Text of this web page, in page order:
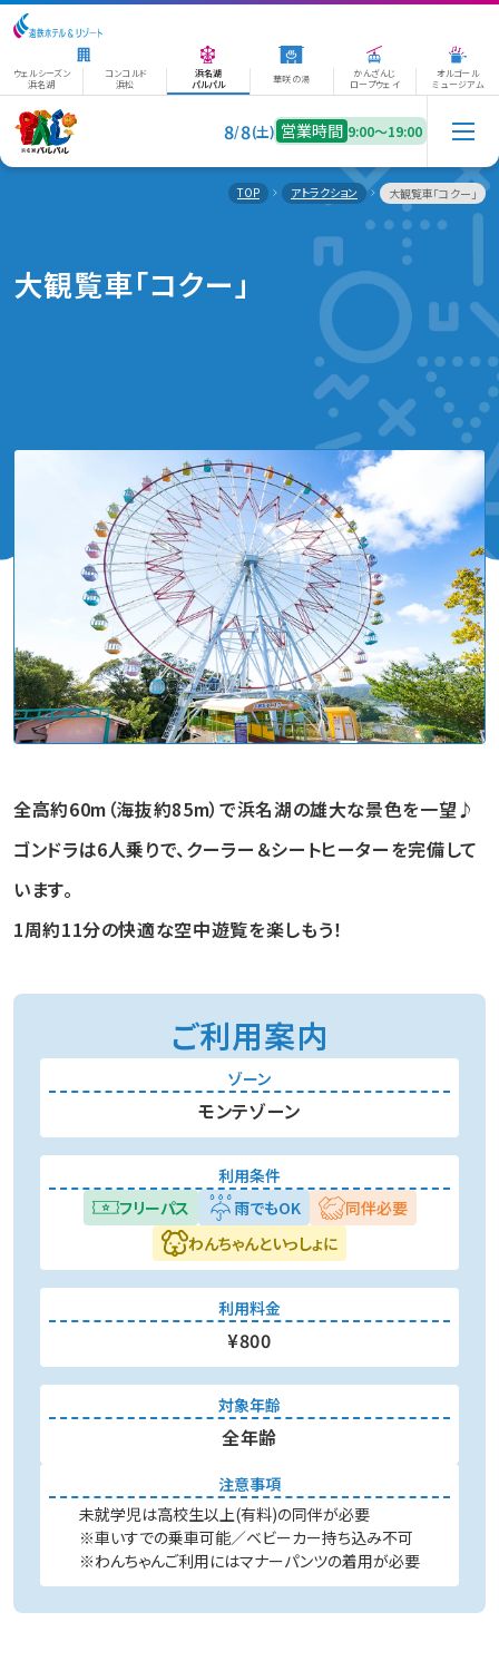
ウェルシーズン
浜名湖
コンコルド
浜松
浜名湖
パルパル
華咲の湯
かんざんじ
ロープウェイ
オルゴール
ミュージアム
8/8(土) 営業時間 9:00〜19:00
TOP アトラクション 大観覧車「コクー」
大観覧車「コクー」
全高約60m（海抜約85m）で浜名湖の雄大な景色を一望♪
ゴンドラは6人乗りで、クーラー＆シートヒーターを完備して
います。
1周約11分の快適な空中遊覧を楽しもう！
ご利用案内
ゾーン
モンテゾーン
利用条件
フリーパス
雨でもOK
同伴必要
わんちゃんといっしょに
利用料金
¥800
対象年齢
全年齢
注意事項
未就学児は高校生以上(有料)の同伴が必要
※車いすでの乗車可能／ベビーカー持ち込み不可
※わんちゃんご利用にはマナーパンツの着用が必要